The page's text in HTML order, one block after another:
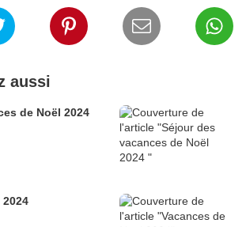
aussi
de Noël 2024
2024